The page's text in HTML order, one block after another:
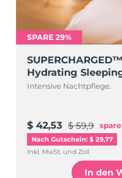
SPARE 29%
Hydrating
Intensive Nachtpflege.
$ 42,53 $ 59,9 spare
Nach Gutschein: $ 29,77
Inkl. MwSt. und Zoll
In den